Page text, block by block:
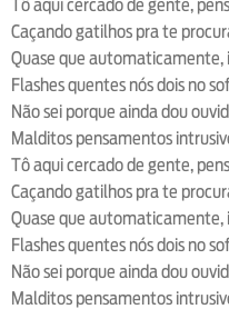
Tô aqui cercado de gente,
Caçando gatilhos pra te
Quase que automaticamente,
Flashes quentes nós dois no
Não sei porque ainda dou
Malditos pensamentos
Tô aqui cercado de gente,
Caçando gatilhos pra te
Quase que automaticamente,
Flashes quentes nós dois no
Não sei porque ainda dou
Malditos pensamentos